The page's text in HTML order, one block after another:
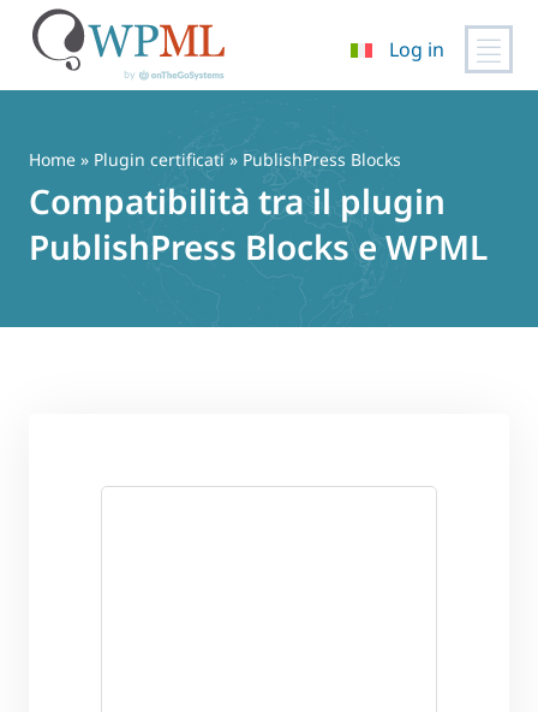
contenuto
Log in
Home » Plugin certificati » PublishPress Blocks
Compatibilità tra il plugin
PublishPress Blocks e WPML